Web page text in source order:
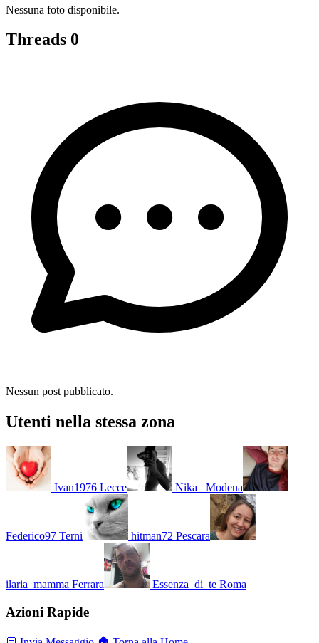
Nessuna foto disponibile.
Threads 0
Nessun post pubblicato.
Utenti nella stessa zona
Ivan1976 Lecce Nika_ Modena
Federico97 Terni hitman72 Pescara
ilaria_mamma Ferrara Essenza_di_te Roma
Azioni Rapide